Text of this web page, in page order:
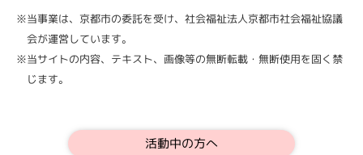
※当事業は、京都市の委託を受け、社会福祉法人京都市社会福祉協議
会が運営しています。
※当サイトの内容、テキスト、画像等の無断転載・無断使用を固く禁
じます。
活動中の方へ